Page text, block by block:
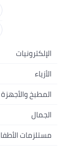
الإلكترونيات
الجوالات
اللابتوبات
الأجهزة المنزلية
التلفزيونات
الأزياء
أزياء نسائية
أزياء البنات
أزياء الأولاد
المطبخ والأجهزة
الحمام
المطبخ والسفرة
الجمال
العطور
مستلزمات